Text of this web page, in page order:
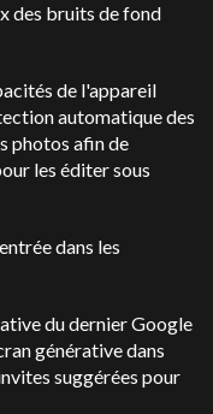
des bruits de fond
de l'appareil
automatique des
photos afin de
les éditer sous
dans les
du dernier Google
générative dans
suggérées pour